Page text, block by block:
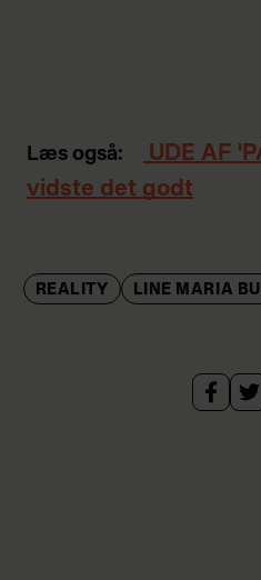
Læs også:
UDE AF
vidste det godt
REALITY LINE MARIA